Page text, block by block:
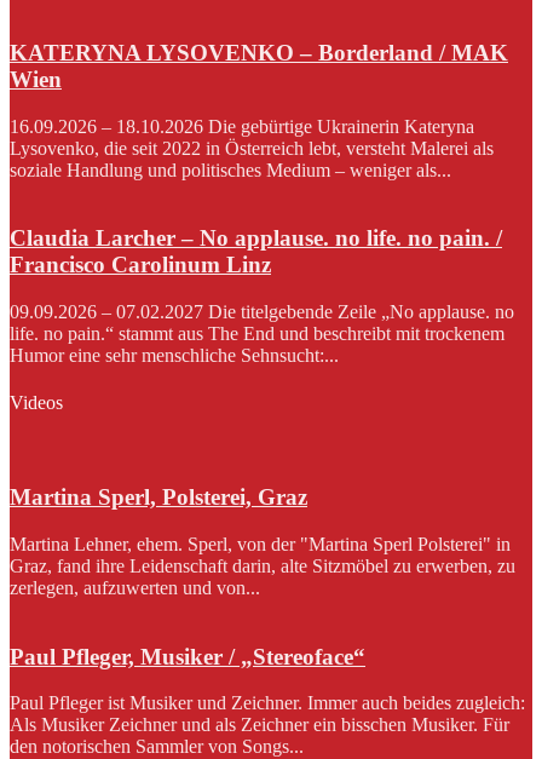
KATERYNA LYSOVENKO – Borderland / MAK
Wien
16.09.2026 – 18.10.2026 Die gebürtige Ukrainerin Kateryna
Lysovenko, die seit 2022 in Österreich lebt, versteht Malerei als
soziale Handlung und politisches Medium – weniger als...
Claudia Larcher – No applause. no life. no pain. /
Francisco Carolinum Linz
09.09.2026 – 07.02.2027 Die titelgebende Zeile „No applause. no
life. no pain.“ stammt aus The End und beschreibt mit trockenem
Humor eine sehr menschliche Sehnsucht:...
Videos
Martina Sperl, Polsterei, Graz
Martina Lehner, ehem. Sperl, von der "Martina Sperl Polsterei" in
Graz, fand ihre Leidenschaft darin, alte Sitzmöbel zu erwerben, zu
zerlegen, aufzuwerten und von...
Paul Pfleger, Musiker / „Stereoface“
Paul Pfleger ist Musiker und Zeichner. Immer auch beides zugleich:
Als Musiker Zeichner und als Zeichner ein bisschen Musiker. Für
den notorischen Sammler von Songs...